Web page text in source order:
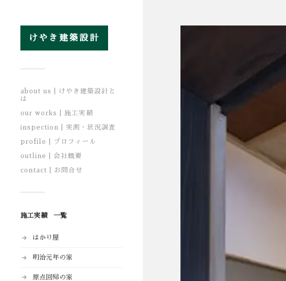
けやき建築設計
about us | けやき建築設計と
は
our works | 施工実績
inspection | 実測・状況調査
profile | プロフィール
outline | 会社概要
contact | お問合せ
施工実績 一覧
はかり屋
明治元年の家
原点回帰の家